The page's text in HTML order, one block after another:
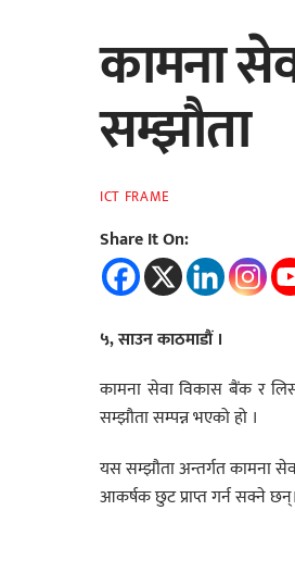
कामना
सम्झौता
ICT FRAME
Share It On:
५, साउन काठमाडौं ।
कामना सेवा विकास बैंक र
सम्झौता सम्पन्न भएको हो ।
यस सम्झौता अन्तर्गत कामना
आकर्षक छुट प्राप्त गर्न सक्ने छन्।